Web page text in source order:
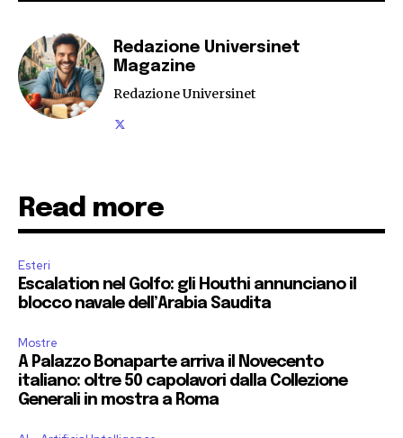
Redazione Universinet
Magazine
Redazione Universinet
Read more
Esteri
Escalation nel Golfo: gli Houthi annunciano il
blocco navale dell’Arabia Saudita
Mostre
A Palazzo Bonaparte arriva il Novecento
italiano: oltre 50 capolavori dalla Collezione
Generali in mostra a Roma